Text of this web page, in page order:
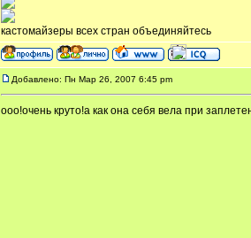
кастомайзеры всех стран объединяйтесь
Добавлено: Пн Мар 26, 2007 6:45 pm
ооо!очень круто!а как она себя вела при